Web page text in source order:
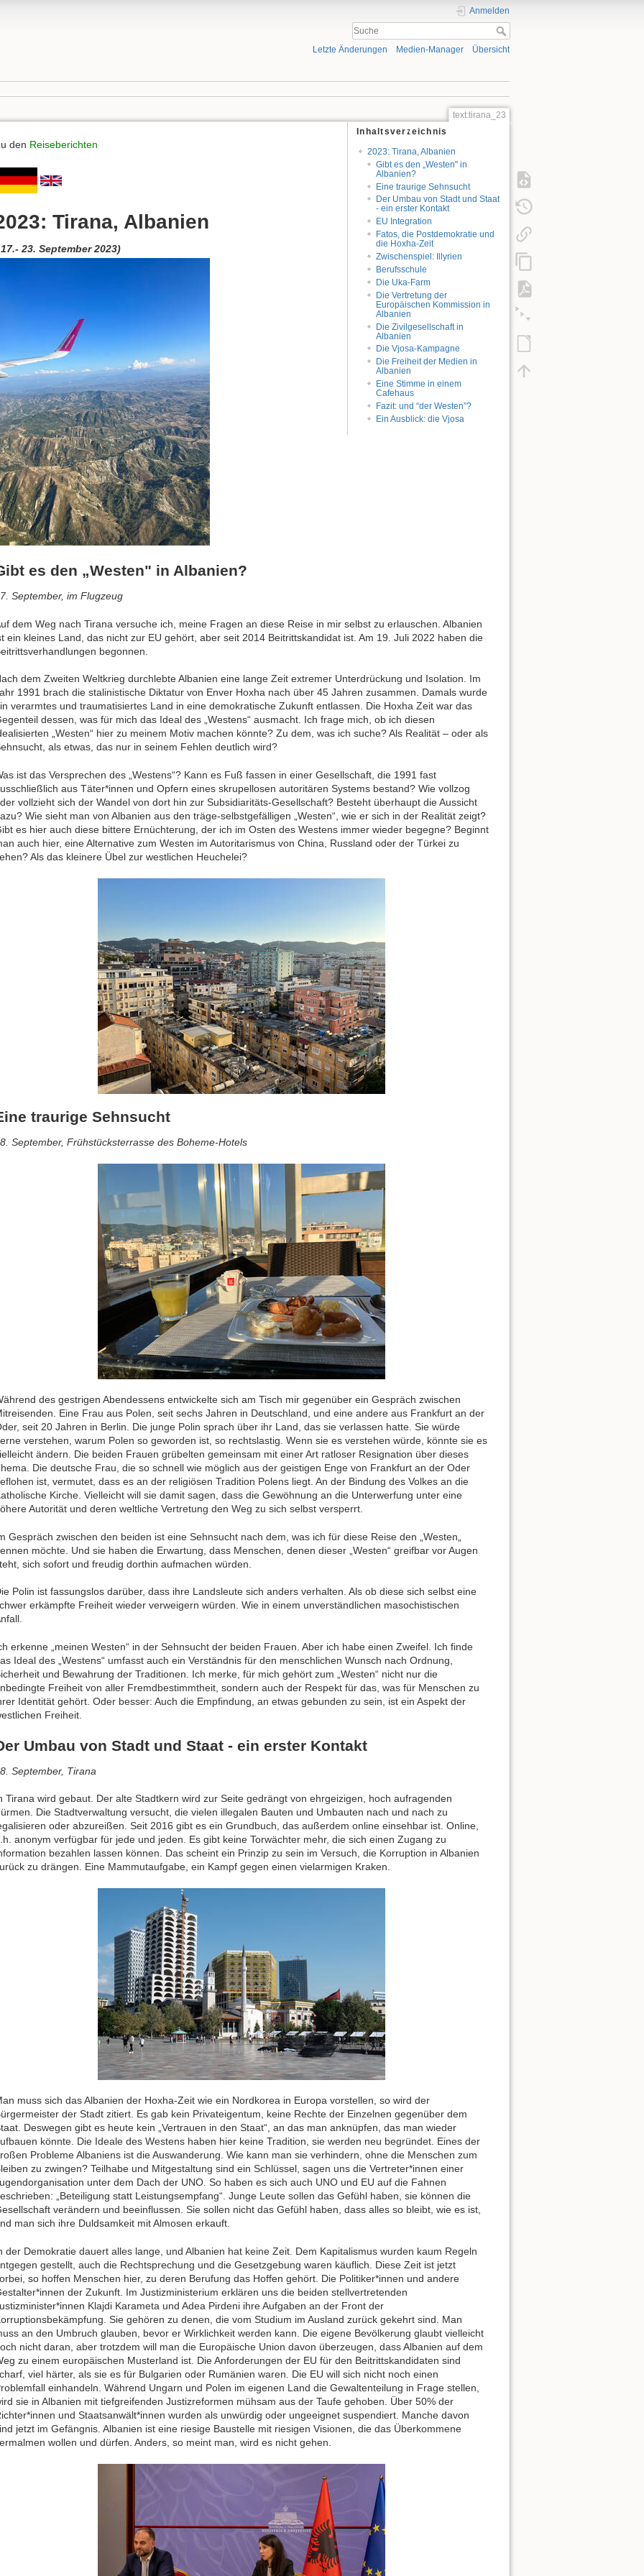
Anmelden
Letzte Änderungen Medien-Manager Übersicht
text:tirana_23
Inhaltsverzeichnis
2023: Tirana, Albanien
Gibt es den „Westen" in
Albanien?
Eine traurige Sehnsucht
Der Umbau von Stadt und Staat
- ein erster Kontakt
EU Integration
Fatos, die Postdemokratie und
die Hoxha-Zeit
Zwischenspiel: Illyrien
Berufsschule
Die Uka-Farm
Die Vertretung der
Europäischen Kommission in
Albanien
Die Zivilgesellschaft in
Albanien
Die Vjosa-Kampagne
Die Freiheit der Medien in
Albanien
Eine Stimme in einem
Cafehaus
Fazit: und “der Westen”?
Ein Ausblick: die Vjosa
den Reiseberichten
Tirana, Albanien
23. September 2023)
es den „Westen" in Albanien?
September, im Flugzeug
dem Weg nach Tirana versuche ich, meine Fragen an diese Reise in mir selbst zu erlauschen. Albanien
ein kleines Land, das nicht zur EU gehört, aber seit 2014 Beitrittskandidat ist. Am 19. Juli 2022 haben die
begonnen.
dem Zweiten Weltkrieg durchlebte Albanien eine lange Zeit extremer Unterdrückung und Isolation. Im
1991 brach die stalinistische Diktatur von Enver Hoxha nach über 45 Jahren zusammen. Damals wurde
verarmtes und traumatisiertes Land in eine demokratische Zukunft entlassen. Die Hoxha Zeit war das
dessen, was für mich das Ideal des „Westens“ ausmacht. Ich frage mich, ob ich diesen
„Westen“ hier zu meinem Motiv machen könnte? Zu dem, was ich suche? Als Realität – oder als
als etwas, das nur in seinem Fehlen deutlich wird?
ist das Versprechen des „Westens“? Kann es Fuß fassen in einer Gesellschaft, die 1991 fast
aus Täter*innen und Opfern eines skrupellosen autoritären Systems bestand? Wie vollzog
vollzieht sich der Wandel von dort hin zur Subsidiaritäts-Gesellschaft? Besteht überhaupt die Aussicht
Wie sieht man von Albanien aus den träge-selbstgefälligen „Westen“, wie er sich in der Realität zeigt?
es hier auch diese bittere Ernüchterung, der ich im Osten des Westens immer wieder begegne? Beginnt
auch hier, eine Alternative zum Westen im Autoritarismus von China, Russland oder der Türkei zu
Als das kleinere Übel zur westlichen Heuchelei?
traurige Sehnsucht
September, Frühstücksterrasse des Boheme-Hotels
des gestrigen Abendessens entwickelte sich am Tisch mir gegenüber ein Gespräch zwischen
Eine Frau aus Polen, seit sechs Jahren in Deutschland, und eine andere aus Frankfurt an der
seit 20 Jahren in Berlin. Die junge Polin sprach über ihr Land, das sie verlassen hatte. Sie würde
verstehen, warum Polen so geworden ist, so rechtslastig. Wenn sie es verstehen würde, könnte sie es
ändern. Die beiden Frauen grübelten gemeinsam mit einer Art ratloser Resignation über dieses
Die deutsche Frau, die so schnell wie möglich aus der geistigen Enge von Frankfurt an der Oder
ist, vermutet, dass es an der religiösen Tradition Polens liegt. An der Bindung des Volkes an die
Kirche. Vielleicht will sie damit sagen, dass die Gewöhnung an die Unterwerfung unter eine
Autorität und deren weltliche Vertretung den Weg zu sich selbst versperrt.
Gespräch zwischen den beiden ist eine Sehnsucht nach dem, was ich für diese Reise den „Westen„
möchte. Und sie haben die Erwartung, dass Menschen, denen dieser „Westen“ greifbar vor Augen
sich sofort und freudig dorthin aufmachen würden.
Polin ist fassungslos darüber, dass ihre Landsleute sich anders verhalten. Als ob diese sich selbst eine
erkämpfte Freiheit wieder verweigern würden. Wie in einem unverständlichen masochistischen
erkenne „meinen Westen“ in der Sehnsucht der beiden Frauen. Aber ich habe einen Zweifel. Ich finde
Ideal des „Westens“ umfasst auch ein Verständnis für den menschlichen Wunsch nach Ordnung,
und Bewahrung der Traditionen. Ich merke, für mich gehört zum „Westen“ nicht nur die
Freiheit von aller Fremdbestimmtheit, sondern auch der Respekt für das, was für Menschen zu
Identität gehört. Oder besser: Auch die Empfindung, an etwas gebunden zu sein, ist ein Aspekt der
Freiheit.
Umbau von Stadt und Staat - ein erster Kontakt
September, Tirana
Tirana wird gebaut. Der alte Stadtkern wird zur Seite gedrängt von ehrgeizigen, hoch aufragenden
Die Stadtverwaltung versucht, die vielen illegalen Bauten und Umbauten nach und nach zu
oder abzureißen. Seit 2016 gibt es ein Grundbuch, das außerdem online einsehbar ist. Online,
anonym verfügbar für jede und jeden. Es gibt keine Torwächter mehr, die sich einen Zugang zu
bezahlen lassen können. Das scheint ein Prinzip zu sein im Versuch, die Korruption in Albanien
zu drängen. Eine Mammutaufgabe, ein Kampf gegen einen vielarmigen Kraken.
muss sich das Albanien der Hoxha-Zeit wie ein Nordkorea in Europa vorstellen, so wird der
der Stadt zitiert. Es gab kein Privateigentum, keine Rechte der Einzelnen gegenüber dem
Deswegen gibt es heute kein „Vertrauen in den Staat“, an das man anknüpfen, das man wieder
könnte. Die Ideale des Westens haben hier keine Tradition, sie werden neu begründet. Eines der
Probleme Albaniens ist die Auswanderung. Wie kann man sie verhindern, ohne die Menschen zum
zu zwingen? Teilhabe und Mitgestaltung sind ein Schlüssel, sagen uns die Vertreter*innen einer
unter dem Dach der UNO. So haben es sich auch UNO und EU auf die Fahnen
„Beteiligung statt Leistungsempfang“. Junge Leute sollen das Gefühl haben, sie können die
verändern und beeinflussen. Sie sollen nicht das Gefühl haben, dass alles so bleibt, wie es ist,
man sich ihre Duldsamkeit mit Almosen erkauft.
der Demokratie dauert alles lange, und Albanien hat keine Zeit. Dem Kapitalismus wurden kaum Regeln
gestellt, auch die Rechtsprechung und die Gesetzgebung waren käuflich. Diese Zeit ist jetzt
so hoffen Menschen hier, zu deren Berufung das Hoffen gehört. Die Politiker*innen und andere
der Zukunft. Im Justizministerium erklären uns die beiden stellvertretenden
Klajdi Karameta und Adea Pirdeni ihre Aufgaben an der Front der
Sie gehören zu denen, die vom Studium im Ausland zurück gekehrt sind. Man
an den Umbruch glauben, bevor er Wirklichkeit werden kann. Die eigene Bevölkerung glaubt vielleicht
nicht daran, aber trotzdem will man die Europäische Union davon überzeugen, dass Albanien auf dem
zu einem europäischen Musterland ist. Die Anforderungen der EU für den Beitrittskandidaten sind
viel härter, als sie es für Bulgarien oder Rumänien waren. Die EU will sich nicht noch einen
einhandeln. Während Ungarn und Polen im eigenen Land die Gewaltenteilung in Frage stellen,
sie in Albanien mit tiefgreifenden Justizreformen mühsam aus der Taufe gehoben. Über 50% der
und Staatsanwält*innen wurden als unwürdig oder ungeeignet suspendiert. Manche davon
jetzt im Gefängnis. Albanien ist eine riesige Baustelle mit riesigen Visionen, die das Überkommene
wollen und dürfen. Anders, so meint man, wird es nicht gehen.